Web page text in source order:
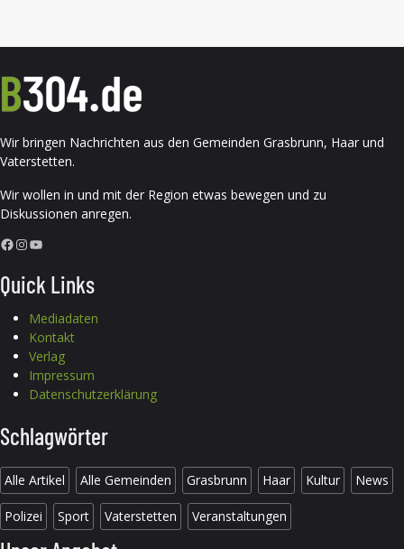
Wir bringen Nachrichten aus den Gemeinden Grasbrunn, Haar und
Vaterstetten.
Wir wollen in und mit der Region etwas bewegen und zu
Diskussionen anregen.
Facebook InstagramYouTube
Quick Links
Mediadaten
Kontakt
Verlag
Impressum
Datenschutzerklärung
Schlagwörter
Alle Artikel Alle Gemeinden Grasbrunn Haar Kultur News
Polizei Sport Vaterstetten Veranstaltungen